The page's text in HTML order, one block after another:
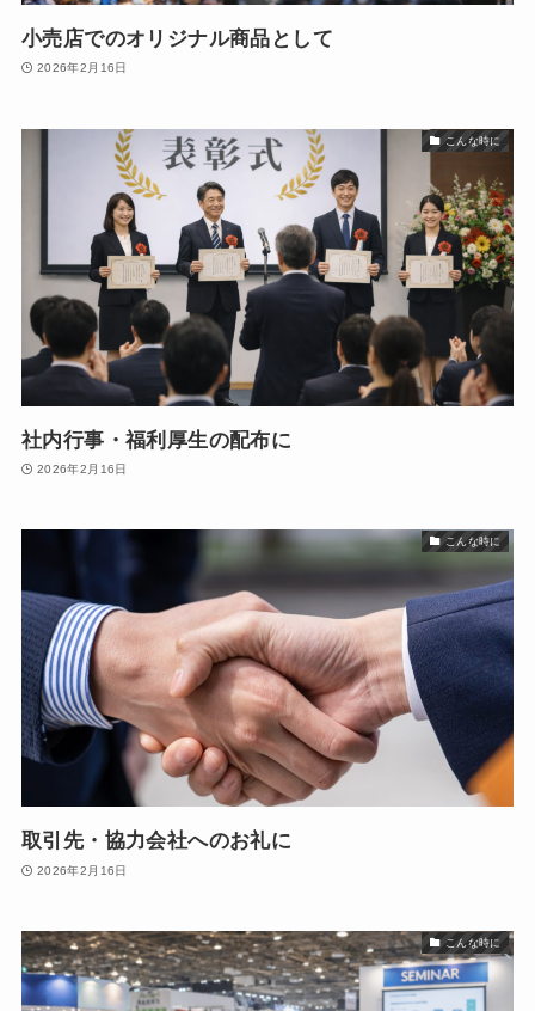
小売店でのオリジナル商品として
2026年2月16日
こんな時に
社内行事・福利厚生の配布に
2026年2月16日
こんな時に
取引先・協力会社へのお礼に
2026年2月16日
こんな時に